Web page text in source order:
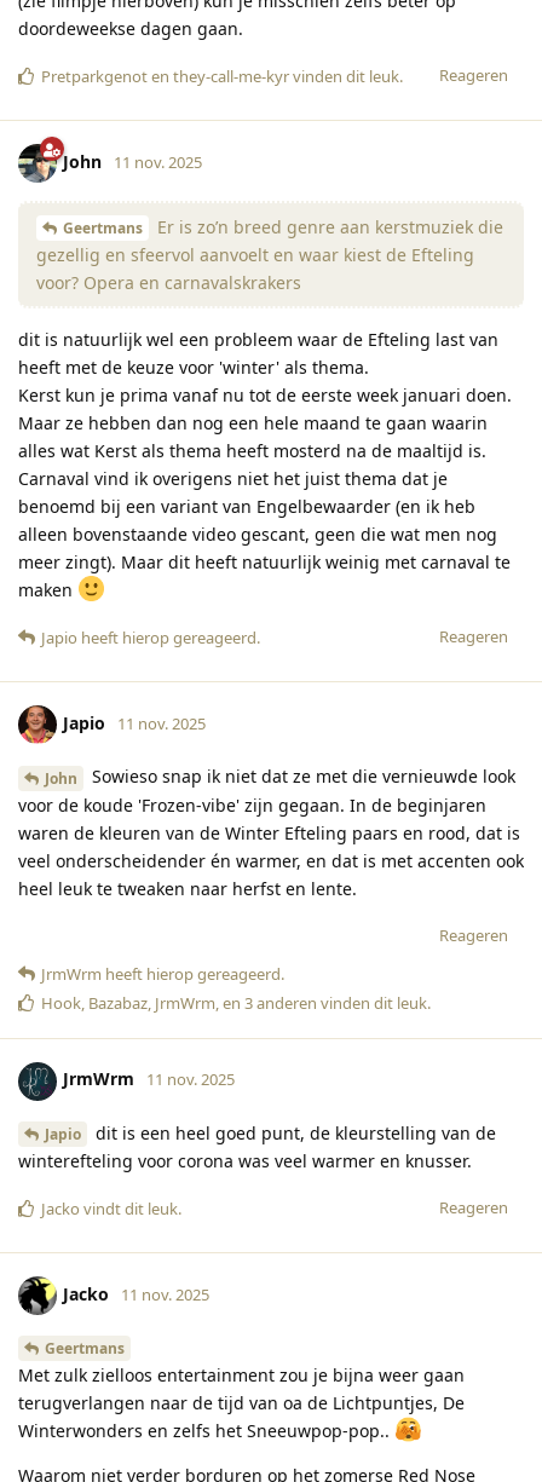
doordeweekse dagen gaan.
Reageren
Pretparkgenoten they-call-me-kyrvinden dit leuk.
John 11 nov. 2025
Geertmans
Er is zo’n breed genre aan kerstmuziek die
gezellig en sfeervol aanvoelt en waar kiest de Efteling
voor? Opera en carnavalskrakers
dit is natuurlijk wel een probleem waar de Efteling last van
heeft met de keuze voor 'winter' als thema.
Kerst kun je prima vanaf nu tot de eerste week januari doen.
Maar ze hebben dan nog een hele maand te gaan waarin
alles wat Kerst als thema heeft mosterd na de maaltijd is.
Carnaval vind ik overigens niet het juist thema dat je
benoemd bij een variant van Engelbewaarder (en ik heb
alleen bovenstaande video gescant, geen die wat men nog
meer zingt). Maar dit heeft natuurlijk weinig met carnaval te
maken
Reageren
Japio heeft hierop gereageerd.
Japio 11 nov. 2025
John
Sowieso snap ik niet dat ze met die vernieuwde look
voor de koude 'Frozen-vibe' zijn gegaan. In de beginjaren
waren de kleuren van de Winter Efteling paars en rood, dat is
veel onderscheidender én warmer, en dat is met accenten ook
heel leuk te tweaken naar herfst en lente.
Reageren
JrmWrm heeft hierop gereageerd.
Hook Bazabaz JrmWrm , en 3anderen vinden dit leuk.
JrmWrm 11 nov. 2025
Japio
dit is een heel goed punt, de kleurstelling van de
winterefteling voor corona was veel warmer en knusser.
Reageren
Jacko vindt dit leuk.
Jacko 11 nov. 2025
Geertmans
Met zulk zielloos entertainment zou je bijna weer gaan
terugverlangen naar de tijd van oa de Lichtpuntjes, De
Winterwonders en zelfs het Sneeuwpop-pop..
Waarom niet verder borduren op het zomerse Red Nose